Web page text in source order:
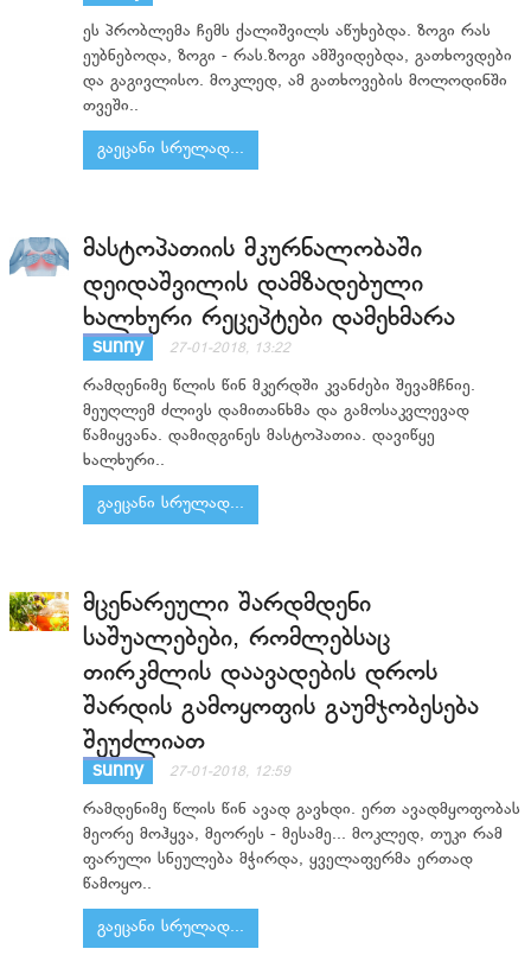
ეს პრობლემა ჩემს ქალიშვილს აწუხებდა. ზოგი რას
ეუბნებოდა, ზოგი - რას.ზოგი ამშვიდებდა, გათხოვდები
და გაგივლისო. მოკლედ, ამ გათხოვების მოლოდინში
თვეში..
გაეცანი სრულად...
მასტოპათიის მკურნალობაში
დეიდაშვილის დამზადებული
ხალხური რეცეპტები დამეხმარა
sunny 27-01-2018, 13:22
რამდენიმე წლის წინ მკერდში კვანძები შევამჩნიე.
მეუღლემ ძლივს დამითანხმა და გამოსაკვლევად
წამიყვანა. დამიდგინეს მასტოპათია. დავიწყე
ხალხური..
გაეცანი სრულად...
მცენარეული შარდმდენი
საშუალებები, რომლებსაც
თირკმლის დაავადების დროს
შარდის გამოყოფის გაუმჯობესება
შეუძლიათ
sunny 27-01-2018, 12:59
რამდენიმე წლის წინ ავად გავხდი. ერთ ავადმყოფობას
მეორე მოჰყვა, მეორეს - მესამე... მოკლედ, თუკი რამ
ფარული სნეულება მჭირდა, ყველაფერმა ერთად
წამოყო..
გაეცანი სრულად...